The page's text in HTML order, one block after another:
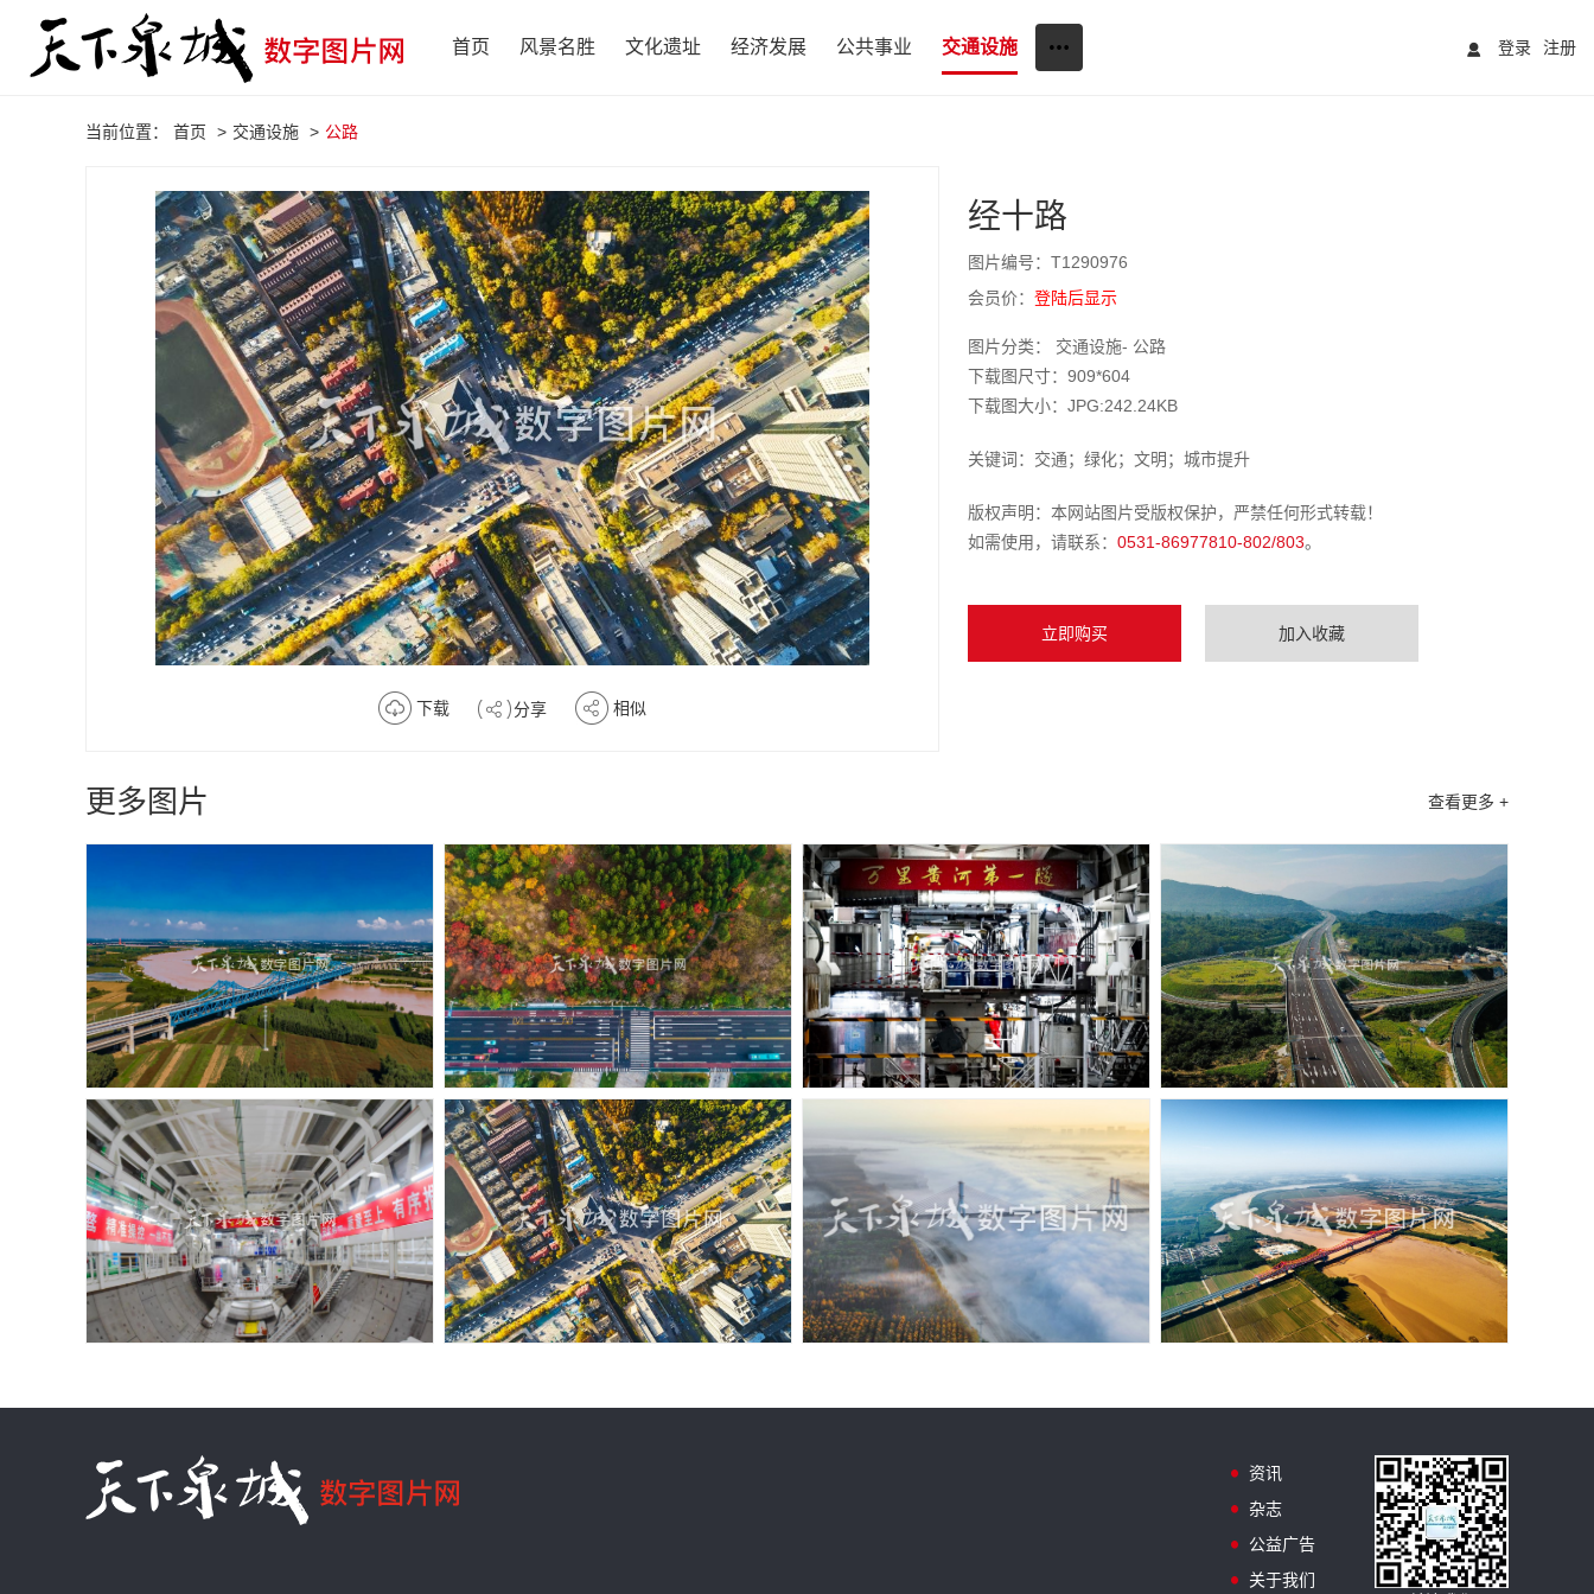
首页 风景名胜 文化遗址 经济发展 公共事业 交通设施 登录 注册
当前位置： 首页 > 交通设施 > 公路
下载 分享 相似
经十路
图片编号：T1290976
会员价： 登陆后显示
图片分类： 交通设施- 公路
下载图尺寸：909*604
下载图大小：JPG:242.24KB
关键词：交通；绿化；文明；城市提升
版权声明：本网站图片受版权保护，严禁任何形式转载！
如需使用，请联系： 0531-86977810-802/803。
立即购买 加入收藏
查看更多 +
更多图片
资讯
杂志
公益广告
关于我们